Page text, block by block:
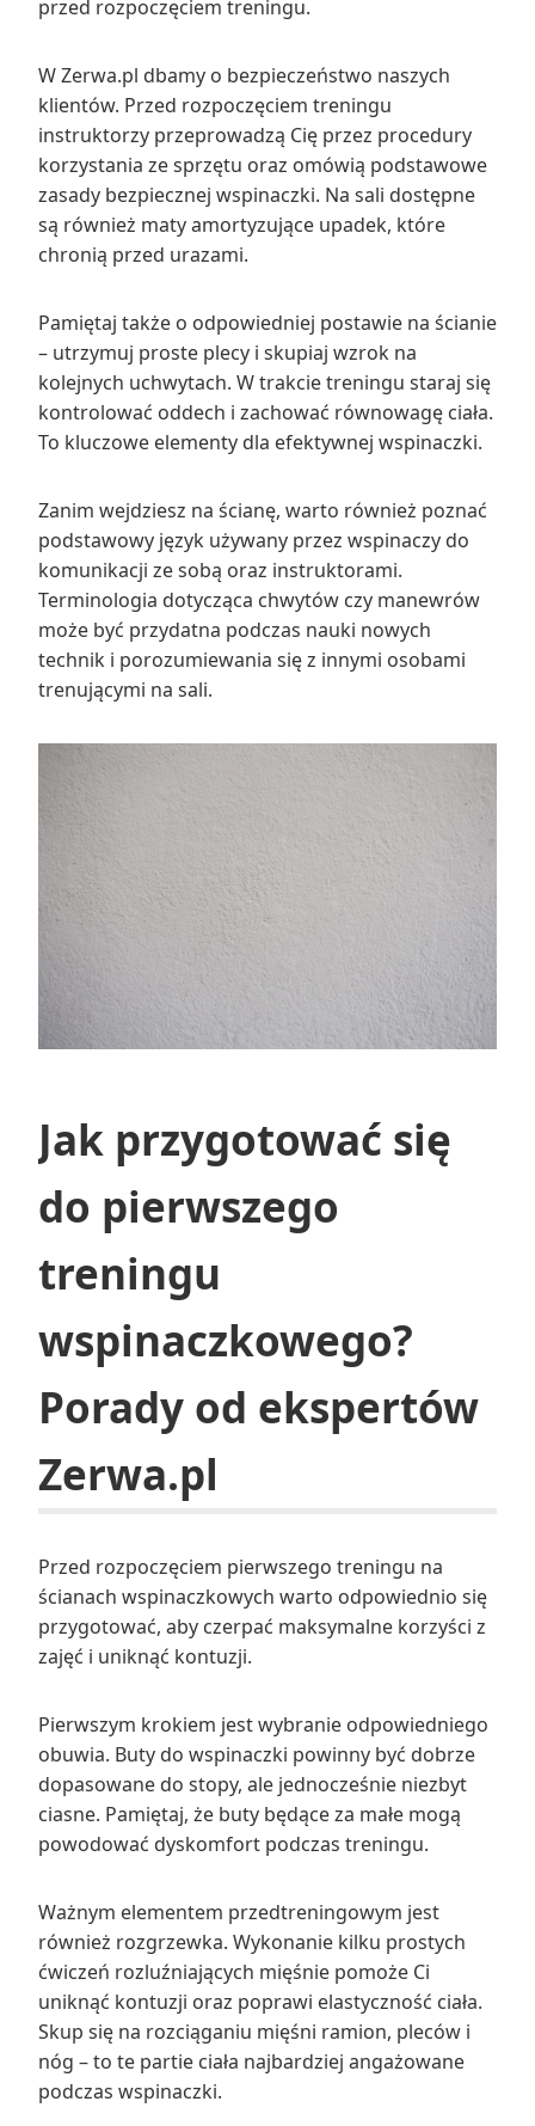
przed rozpoczęciem treningu.
W Zerwa.pl dbamy o bezpieczeństwo naszych
klientów. Przed rozpoczęciem treningu
instruktorzy przeprowadzą Cię przez procedury
korzystania ze sprzętu oraz omówią podstawowe
zasady bezpiecznej wspinaczki. Na sali dostępne
są również maty amortyzujące upadek, które
chronią przed urazami.
Pamiętaj także o odpowiedniej postawie na ścianie
– utrzymuj proste plecy i skupiaj wzrok na
kolejnych uchwytach. W trakcie treningu staraj się
kontrolować oddech i zachować równowagę ciała.
To kluczowe elementy dla efektywnej wspinaczki.
Zanim wejdziesz na ścianę, warto również poznać
podstawowy język używany przez wspinaczy do
komunikacji ze sobą oraz instruktorami.
Terminologia dotycząca chwytów czy manewrów
może być przydatna podczas nauki nowych
technik i porozumiewania się z innymi osobami
trenującymi na sali.
Jak przygotować się
do pierwszego
treningu
wspinaczkowego?
Porady od ekspertów
Zerwa.pl
Przed rozpoczęciem pierwszego treningu na
ścianach wspinaczkowych warto odpowiednio się
przygotować, aby czerpać maksymalne korzyści z
zajęć i uniknąć kontuzji.
Pierwszym krokiem jest wybranie odpowiedniego
obuwia. Buty do wspinaczki powinny być dobrze
dopasowane do stopy, ale jednocześnie niezbyt
ciasne. Pamiętaj, że buty będące za małe mogą
powodować dyskomfort podczas treningu.
Ważnym elementem przedtreningowym jest
również rozgrzewka. Wykonanie kilku prostych
ćwiczeń rozluźniających mięśnie pomoże Ci
uniknąć kontuzji oraz poprawi elastyczność ciała.
Skup się na rozciąganiu mięśni ramion, pleców i
nóg – to te partie ciała najbardziej angażowane
podczas wspinaczki.